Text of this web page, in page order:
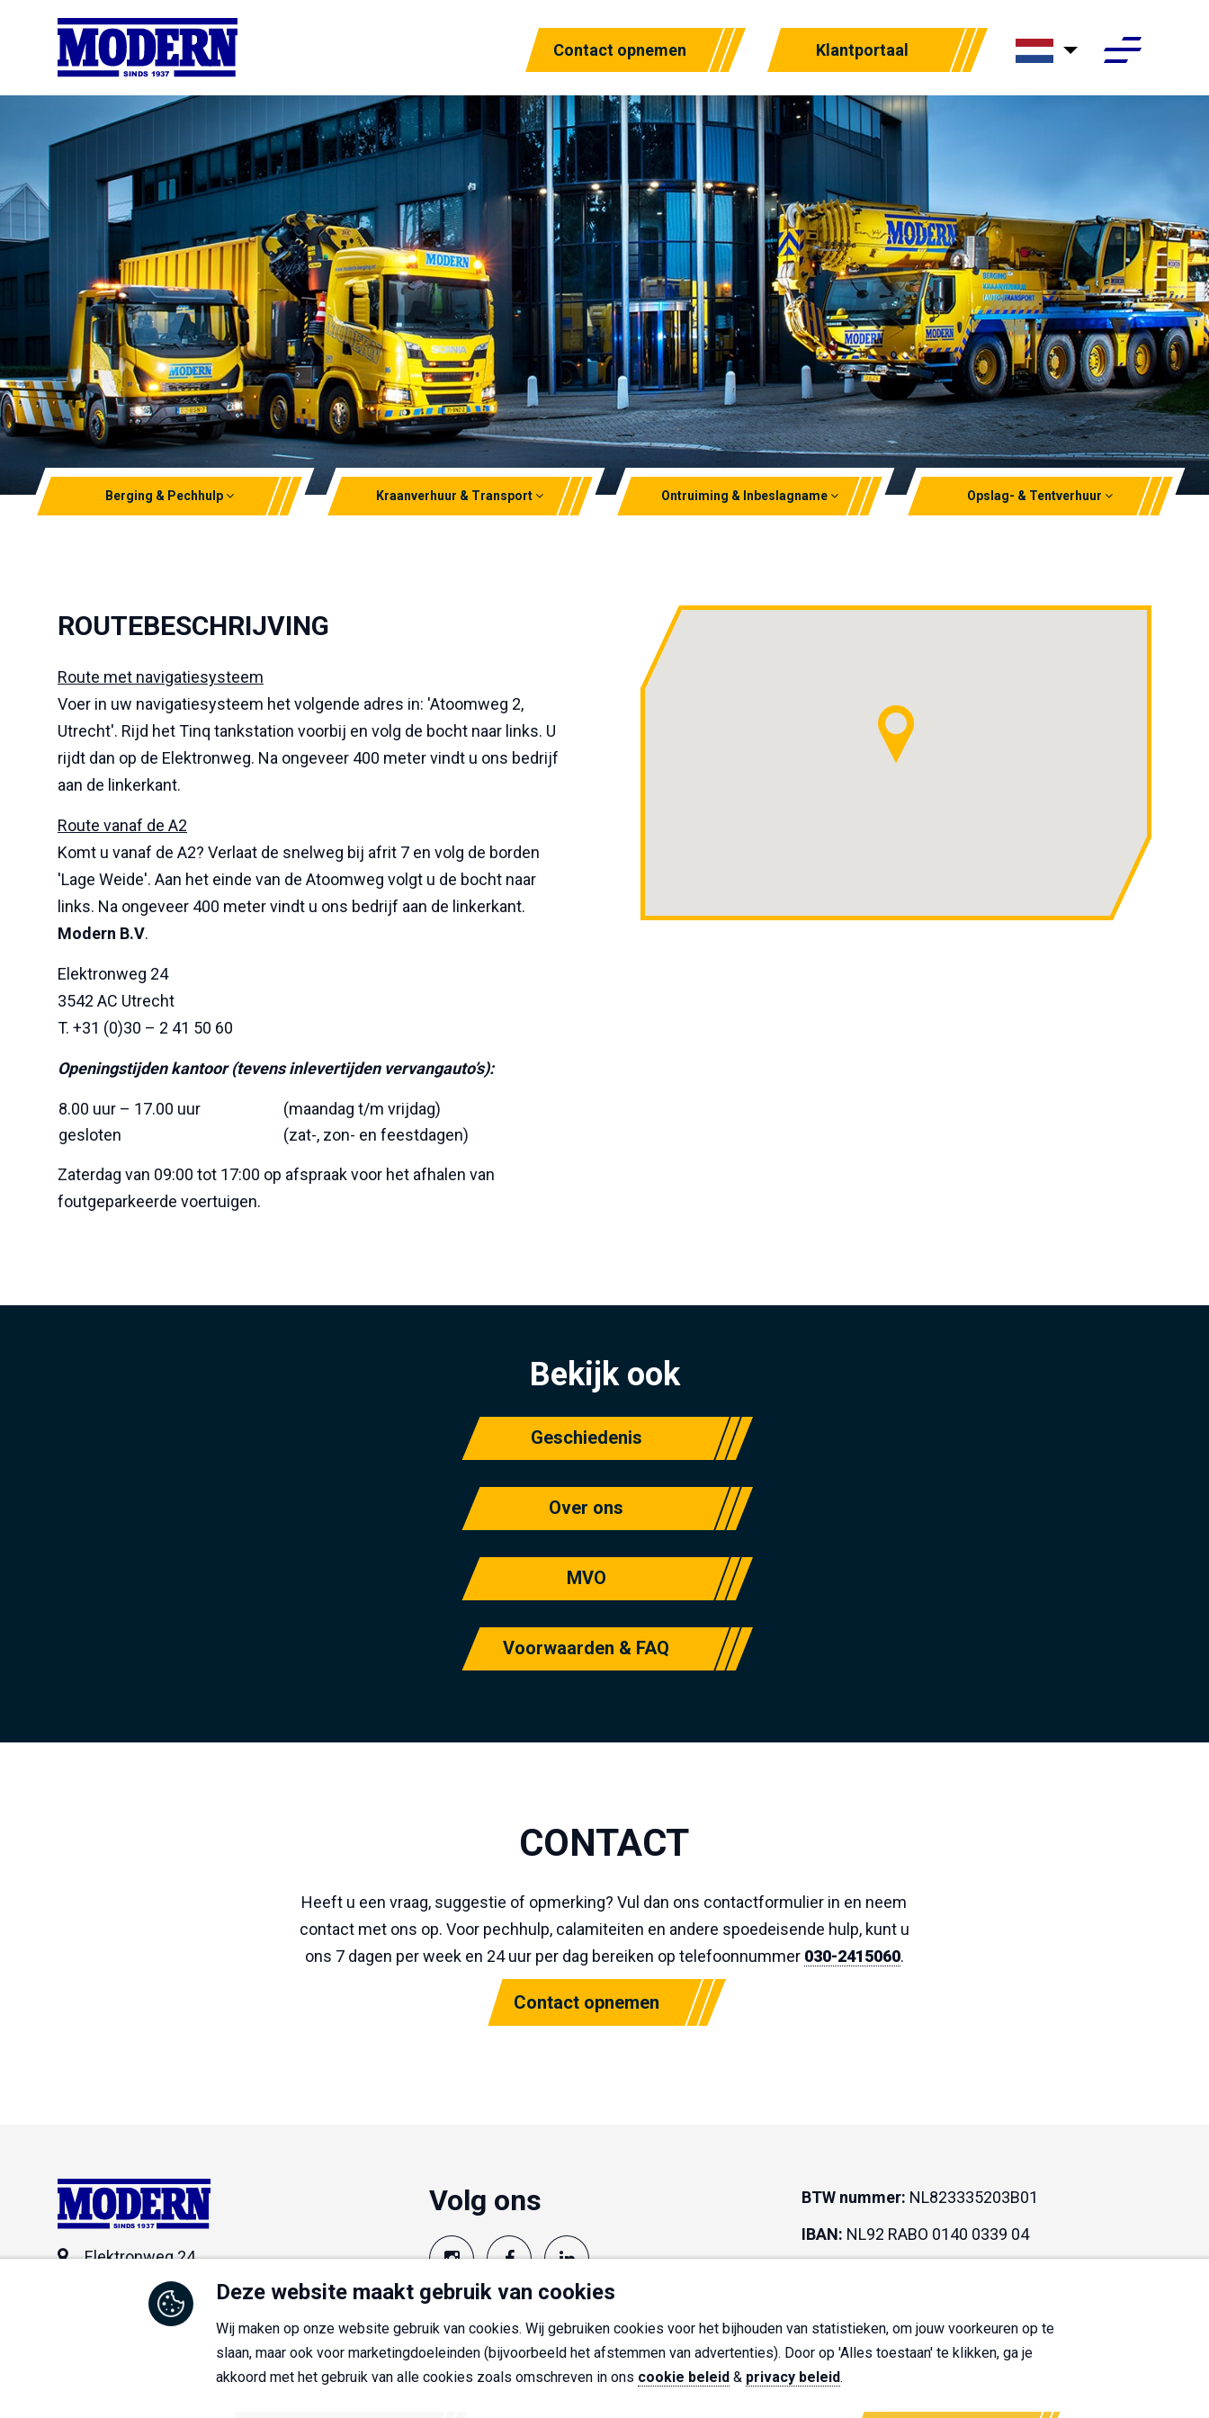
SINDS 1937
Contact opnemen Klantportaal
Berging & Pechhulp
Waterdompelcontainer (ev)
Kraanverhuur & Transport Ontruiming & Inbeslagname
Lithium-ion ontruiming
Opslag- & Tentverhuur
ROUTEBESCHRIJVING
Route met navigatiesysteem
Voer in uw navigatiesysteem het volgende adres in: 'Atoomweg 2,
Utrecht'. Rijd het Tinq tankstation voorbij en volg de bocht naar links. U
rijdt dan op de Elektronweg. Na ongeveer 400 meter vindt u ons bedrijf
aan de linkerkant.
Route vanaf de A2
Komt u vanaf de A2? Verlaat de snelweg bij afrit 7 en volg de borden
'Lage Weide'. Aan het einde van de Atoomweg volgt u de bocht naar
links. Na ongeveer 400 meter vindt u ons bedrijf aan de linkerkant.
Modern B.V.
Elektronweg 24
3542 AC Utrecht
T. +31 (0)30 – 2 41 50 60
Openingstijden kantoor (tevens inlevertijden vervangauto’s):
8.00 uur – 17.00 uur
(maandag t/m vrijdag)
gesloten
(zat-, zon- en feestdagen)
Zaterdag van 09:00 tot 17:00 op afspraak voor het afhalen van
foutgeparkeerde voertuigen.
Bekijk ook
Geschiedenis
Over ons
MVO
Voorwaarden & FAQ
CONTACT
Heeft u een vraag, suggestie of opmerking? Vul dan ons contactformulier in en neem
contact met ons op. Voor pechhulp, calamiteiten en andere spoedeisende hulp, kunt u
ons 7 dagen per week en 24 uur per dag bereiken op telefoonnummer 030-2415060.
Contact opnemen
Deze website maakt gebruik van cookies
Wij maken op onze website gebruik van cookies. Wij gebruiken cookies voor het bijhouden van statistieken, om jouw voorkeuren op te
slaan, maar ook voor marketingdoeleinden (bijvoorbeeld het afstemmen van advertenties). Door op 'Alles toestaan' te klikken, ga je
akkoord met het gebruik van alle cookies zoals omschreven in ons cookie beleid & privacy beleid.
SINDS 1937
Elektronweg 24
3542 AC Utrecht
+31 (0)30 - 2 41 50 60
info@modern-berging.nl
Volg ons BTW nummer: NL823335203B01
IBAN: NL92 RABO 0140 0339 04